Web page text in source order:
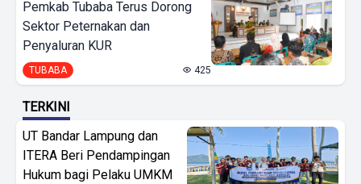
Pemkab Tubaba Terus Dorong
Sektor Peternakan dan
Penyaluran KUR
TUBABA 425
TERKINI
UT Bandar Lampung dan
ITERA Beri Pendampingan
Hukum bagi Pelaku UMKM